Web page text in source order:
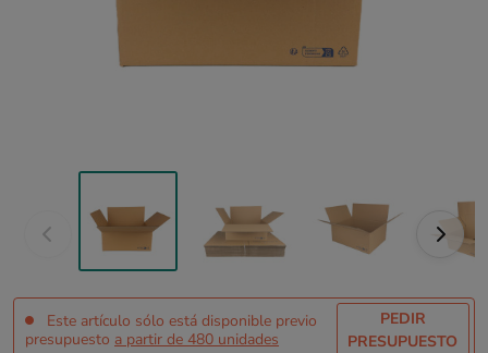
Este artículo sólo está disponible previo
presupuesto a partir de 480 unidades
PEDIR
PRESUPUESTO